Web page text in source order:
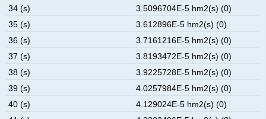
34 (s)
3.5096704E-5 hm2(s) (0)
35 (s)
3.612896E-5 hm2(s) (0)
36 (s)
3.7161216E-5 hm2(s) (0)
37 (s)
3.8193472E-5 hm2(s) (0)
38 (s)
3.9225728E-5 hm2(s) (0)
39 (s)
4.0257984E-5 hm2(s) (0)
40 (s)
4.129024E-5 hm2(s) (0)